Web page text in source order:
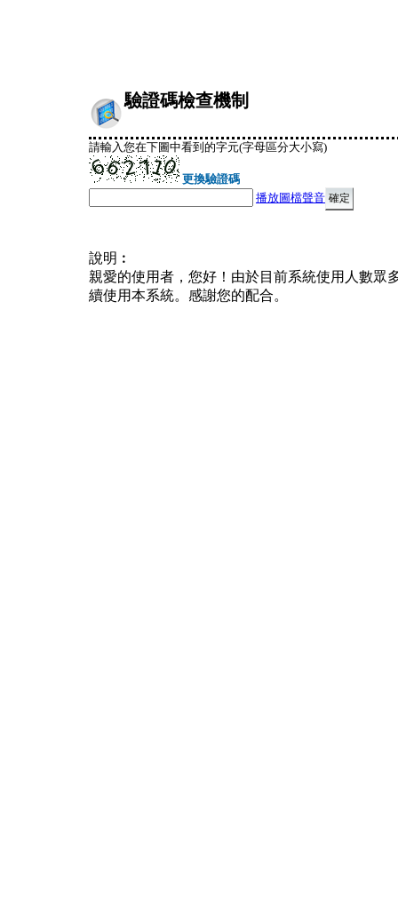
驗證碼檢查機制
請輸入您在下圖中看到的字元(字母區分大小寫)
更換驗證碼
播放圖檔聲音
說明︰
親愛的使用者，您好！由於目前系統使用人數眾
續使用本系統。感謝您的配合。